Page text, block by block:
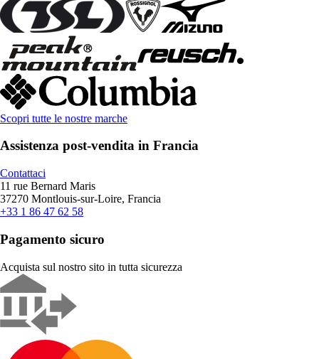
Scopri tutte le nostre marche
Assistenza post-vendita in Francia
Contattaci
11 rue Bernard Maris
37270 Montlouis-sur-Loire, Francia
+33 1 86 47 62 58
Pagamento sicuro
Acquista sul nostro sito in tutta sicurezza